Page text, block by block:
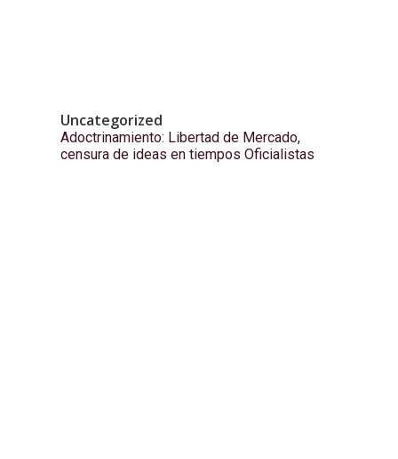
Uncategorized
Adoctrinamiento: Libertad de Mercado,
censura de ideas en tiempos Oficialistas